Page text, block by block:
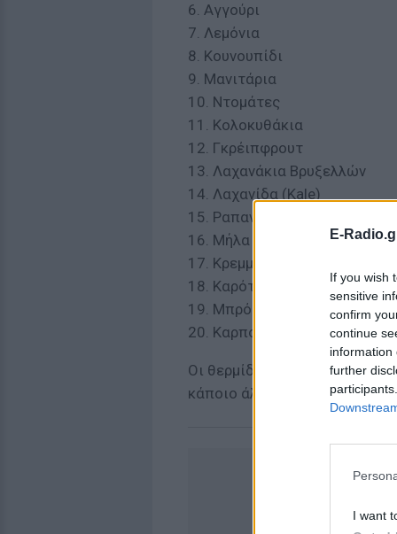
E-
If you wish
sensitive
confirm
continue
information
further
I want
6. Αγγούρι
7. Λεμόνια
8. Κουνουπίδι
9. Μανιτάρια
10. Ντομάτες
11. Κολοκυθάκια
12. Γκρέιπφρουτ
13. Λαχανάκια Βρυξελλών
14. Λαχανίδα (Kale)
15. Ραπανάκια
16. Μήλα
17. Κρεμμύδια
18. Καρότα
19. Μπρόκολο
20. Καρπούζι
Οι θερμίδες που
κάποιο άλλο συστατικό!